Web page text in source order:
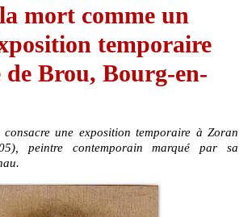
mort comme un
temporaire
de Brou, Bourg-en-
consacre une exposition temporaire à Zoran
peintre contemporain marqué par sa